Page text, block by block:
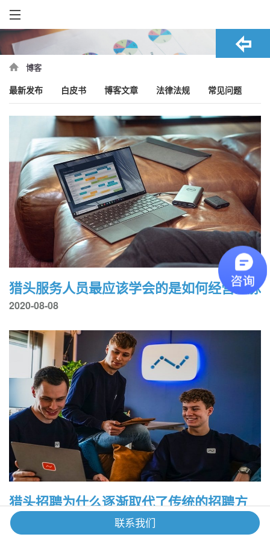
博客
最新发布 白皮书 博客文章 法律法规 常见问题
猎头服务人员最应该学会的是如何经营人脉
2020-08-08
猎头招聘为什么逐渐取代了传统的招聘方
式？
2020-08-07
联系我们